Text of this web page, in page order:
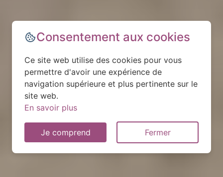
Consentement aux cookies
Ce site web utilise des cookies pour vous
permettre d'avoir une expérience de
navigation supérieure et plus pertinente sur le
site web.
En savoir plus
Je comprend Fermer